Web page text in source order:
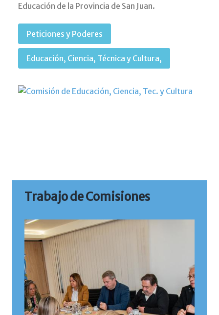
Educación de la Provincia de San Juan.
Peticiones y Poderes
Educación, Ciencia, Técnica y Cultura,
Trabajo de Comisiones